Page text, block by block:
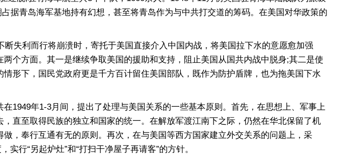
据青岛海军基地持有幻想，甚至将青岛作为与中共打交道的筹码。在美国对华政策的
利而行将崩溃时，寄托于美国直接介入中国内战，将美国拉下水的意愿愈加强
个方面。其一是继续争取美国的援助和支持，阻止美国从国共内战中脱身;其二是使
形下，国民党政府更是千方百计留住美国部队，既作为防护盾牌，也为拖美国下水
年1-3月间，提出了处理与美国关系的一些基本原则。首先，在思想上、军事上
直至取得民族的独立和国家的统一。在解放军渡江南下之际，仍然在华北保留了机
，奉行互通有无的原则。再次，在与美国等西方国家建立外交关系的问题上，采
行“另起炉灶”和“打扫干净屋子再请客”的方针。